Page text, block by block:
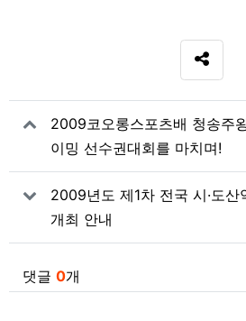
SNS
관련자료
2009코오롱스포츠배 청송주
이밍 선수권대회를 마치며!
2009년도 제1차 전국 시·도산
개최 안내
댓글 0개